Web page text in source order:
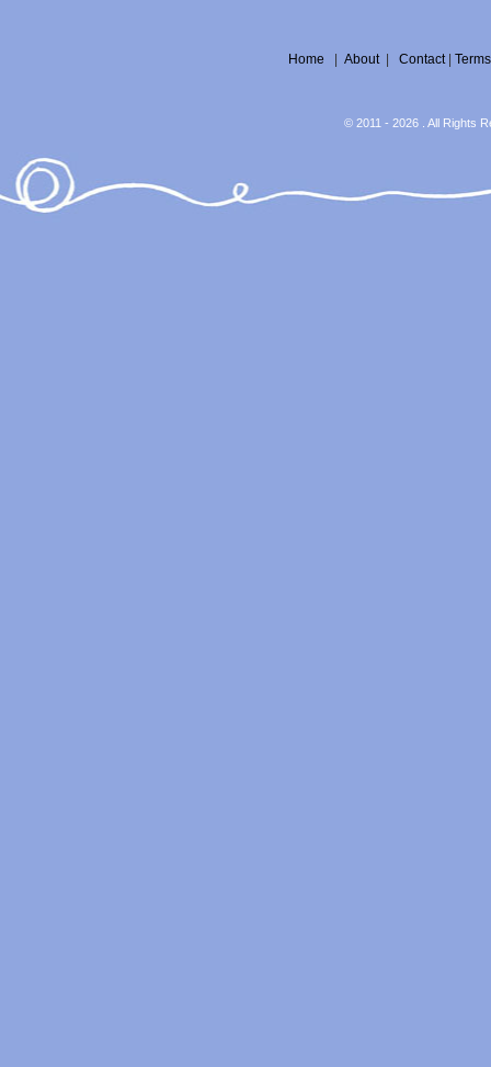
Home About| Contact| Terms
© 2011 - 2026 . All Rights